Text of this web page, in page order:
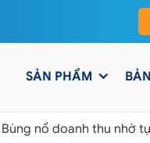
SẢN PHẨM
nổ doanh thu nhờ